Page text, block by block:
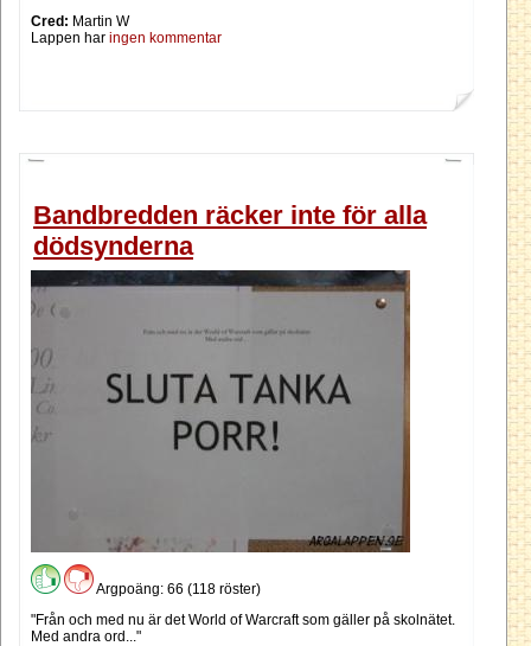
Cred: Martin W
Lappen har ingen kommentar
Bandbredden räcker inte för alla
dödsynderna
Argpoäng: 66 (118 röster)
"Från och med nu är det World of Warcraft som gäller på skolnätet.
Med andra ord..."